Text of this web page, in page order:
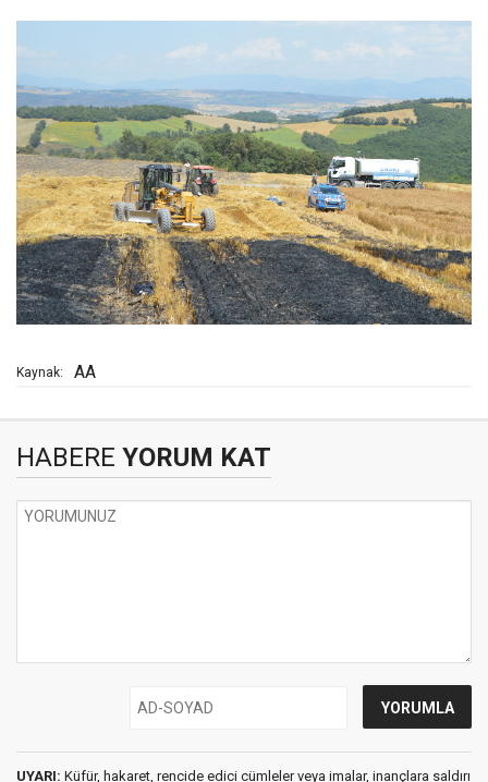
Kaynak: AA
HABERE YORUM KAT
UYARI: Küfür, hakaret, rencide edici cümleler veya imalar, inançlara saldırı